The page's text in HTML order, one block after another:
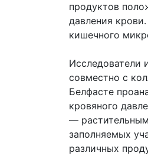
продуктов
давления
кишечного
Исследователи
совместно с
Белфасте
кровяного
—
заполняемых
различных